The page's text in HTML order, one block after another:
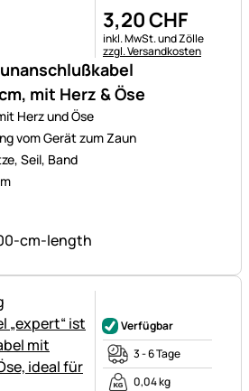
mit Herz & Öse
Herz und Öse
vom Gerät zum Zaun
Seil, Band
3,20CHF
Steuerhinweis:
inkl. MwSt. und Zölle
zzgl. Versandkosten
Verfügbar
3 - 6 Tage
0,04 kg